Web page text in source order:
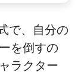
で、自分の
を倒すの
ラクター